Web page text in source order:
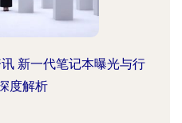
新一代笔记本曝光与行
度解析